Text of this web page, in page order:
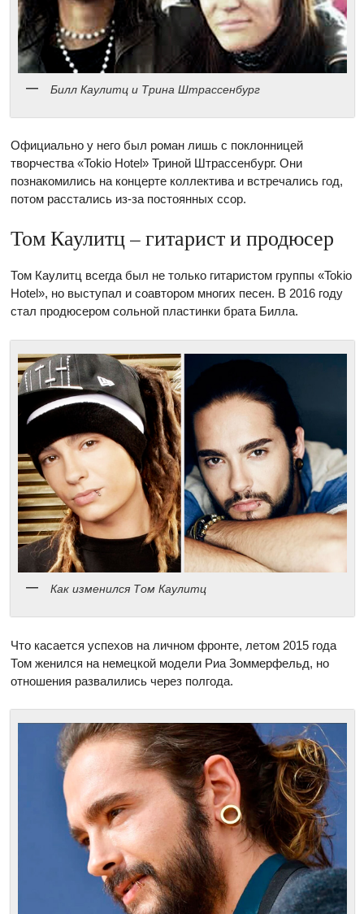
Билл Каулитц и Трина Штрассенбург
Официально у него был роман лишь с поклонницей
творчества «Tokio Hotel» Триной Штрассенбург. Они
познакомились на концерте коллектива и встречались год,
потом расстались из-за постоянных ссор.
Том Каулитц – гитарист и продюсер
Том Каулитц всегда был не только гитаристом группы «Tokio
Hotel», но выступал и соавтором многих песен. В 2016 году
стал продюсером сольной пластинки брата Билла.
Как изменился Том Каулитц
Что касается успехов на личном фронте, летом 2015 года
Том женился на немецкой модели Риа Зоммерфельд, но
отношения развалились через полгода.